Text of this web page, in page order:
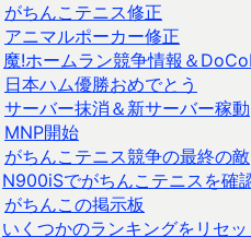
がちんこテニス修正
アニマルポーカー修正
魔!ホームラン競争情報＆
日本ハム優勝おめでとう
サーバー抹消＆新サーバー稼動
MNP開始
がちんこテニス競争の最終の敵
N900iSでがちんこテニスを確
がちんこの掲示板
いくつかのランキングをリセ